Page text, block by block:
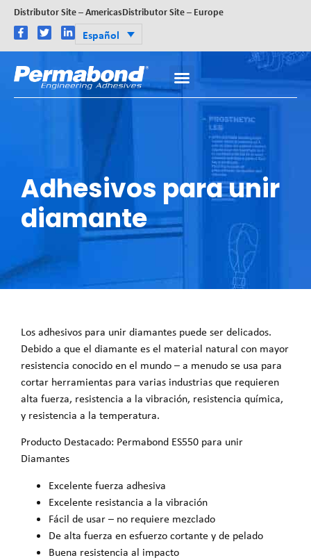
Distributor Site – AmericasDistributor Site – Europe
Español
Adhesivos para unir
diamante
Los adhesivos para unir diamantes puede ser delicados.
Debido a que el diamante es el material natural con mayor
resistencia conocido en el mundo – a menudo se usa para
cortar herramientas para varias industrias que requieren
alta fuerza, resistencia a la vibración, resistencia química,
y resistencia a la temperatura.
Producto Destacado: Permabond ES550 para unir
Diamantes
Excelente fuerza adhesiva
Excelente resistancia a la vibración
Fácil de usar – no requiere mezclado
De alta fuerza en esfuerzo cortante y de pelado
Buena resistencia al impacto